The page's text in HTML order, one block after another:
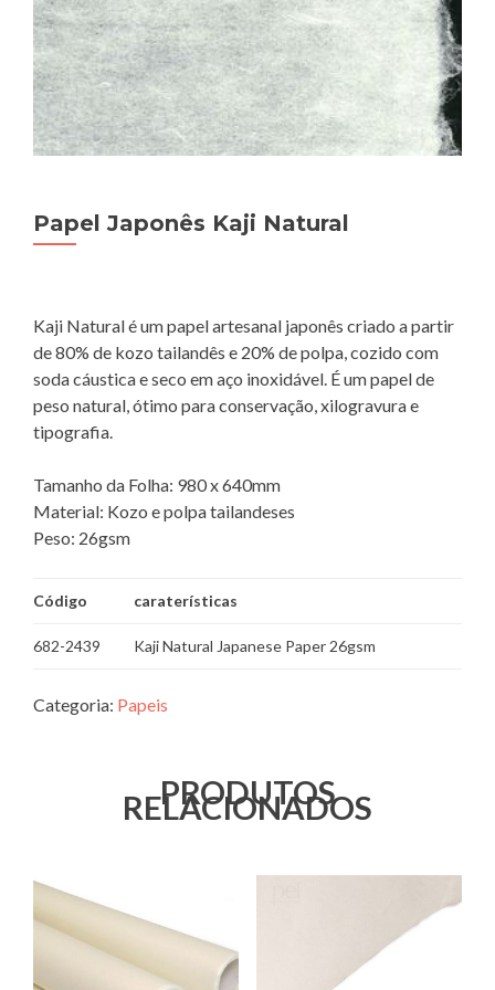
Papel Japonês Kaji Natural
Kaji Natural é um papel artesanal japonês criado a partir
de 80% de kozo tailandês e 20% de polpa, cozido com
soda cáustica e seco em aço inoxidável. É um papel de
peso natural, ótimo para conservação, xilogravura e
tipografia.
Tamanho da Folha: 980 x 640mm
Material: Kozo e polpa tailandeses
Peso: 26gsm
Código caraterísticas
682-2439 Kaji Natural Japanese Paper 26gsm
Categoria: Papeis
PRODUTOS
RELACIONADOS